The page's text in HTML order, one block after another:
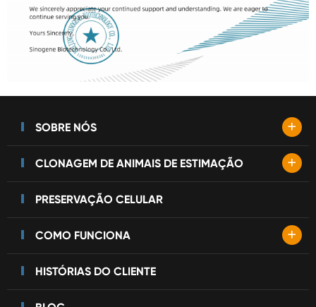
SOBRE NÓS +
CLONAGEM DE ANIMAIS DE ESTIMAÇÃO +
PRESERVAÇÃO CELULAR
COMO FUNCIONA +
HISTÓRIAS DO CLIENTE